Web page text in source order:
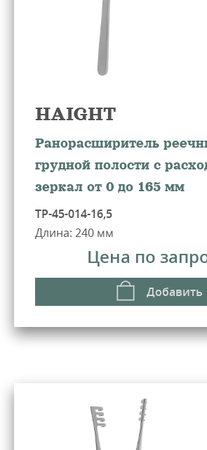
HAIGHT
Ранорасширитель
грудной полости с
зеркал от 0 до 165 мм
ТР-45-014-16,5
Длина: 240 мм
Цена по
Добавить